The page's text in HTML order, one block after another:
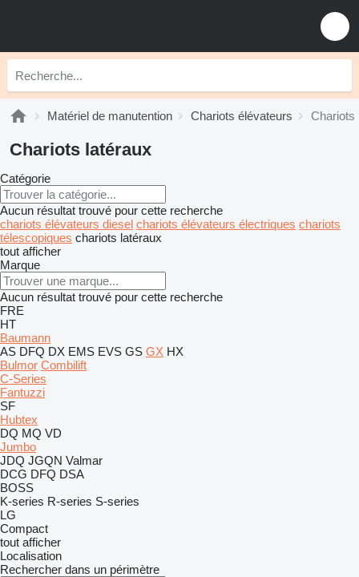
Matériel de manutention Chariots élévateurs Chariots
Chariots latéraux
Catégorie
Aucun résultat trouvé pour cette recherche
chariots élévateurs diesel chariots élévateurs électriques chariots
télescopiques chariots latéraux
tout afficher
Marque
Aucun résultat trouvé pour cette recherche
FRE
HT
Baumann
AS DFQ DX EMS EVS GS GX HX
Bulmor Combilift
C-Series
Fantuzzi
SF
Hubtex
DQ MQ VD
Jumbo
JDQ JGQN Valmar
DCG DFQ DSA
BOSS
K-series R-series S-series
LG
Compact
tout afficher
Localisation
Rechercher dans un périmètre